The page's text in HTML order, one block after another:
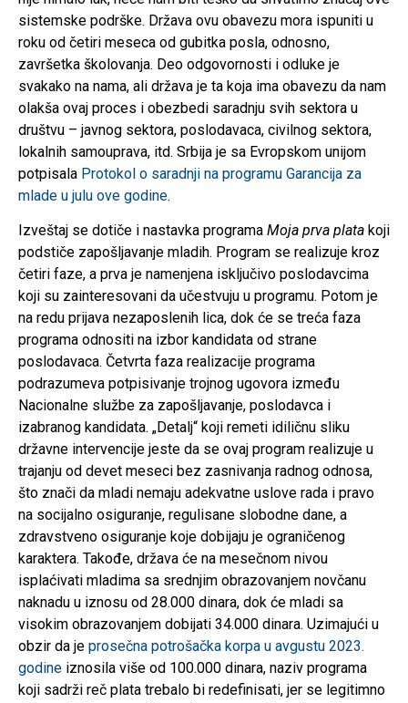
sistemske podrške. Država ovu obavezu mora ispuniti u
roku od četiri meseca od gubitka posla, odnosno,
završetka školovanja. Deo odgovornosti i odluke je
svakako na nama, ali država je ta koja ima obavezu da nam
olakša ovaj proces i obezbedi saradnju svih sektora u
društvu – javnog sektora, poslodavaca, civilnog sektora,
lokalnih samouprava, itd. Srbija je sa Evropskom unijom
potpisala Protokol o saradnji na programu Garancija za
mlade u julu ove godine.
Izveštaj se dotiče i nastavka programa Moja prva plata koji
podstiče zapošljavanje mladih. Program se realizuje kroz
četiri faze, a prva je namenjena isključivo poslodavcima
koji su zainteresovani da učestvuju u programu. Potom je
na redu prijava nezaposlenih lica, dok će se treća faza
programa odnositi na izbor kandidata od strane
poslodavaca. Četvrta faza realizacije programa
podrazumeva potpisivanje trojnog ugovora između
Nacionalne službe za zapošljavanje, poslodavca i
izabranog kandidata. „Detalj“ koji remeti idiličnu sliku
državne intervencije jeste da se ovaj program realizuje u
trajanju od devet meseci bez zasnivanja radnog odnosa,
što znači da mladi nemaju adekvatne uslove rada i pravo
na socijalno osiguranje, regulisane slobodne dane, a
zdravstveno osiguranje koje dobijaju je ograničenog
karaktera. Takođe, država će na mesečnom nivou
isplaćivati mladima sa srednjim obrazovanjem novčanu
naknadu u iznosu od 28.000 dinara, dok će mladi sa
visokim obrazovanjem dobijati 34.000 dinara. Uzimajući u
obzir da je prosečna potrošačka korpa u avgustu 2023.
godine iznosila više od 100.000 dinara, naziv programa
koji sadrži reč plata trebalo bi redefinisati, jer se legitimno